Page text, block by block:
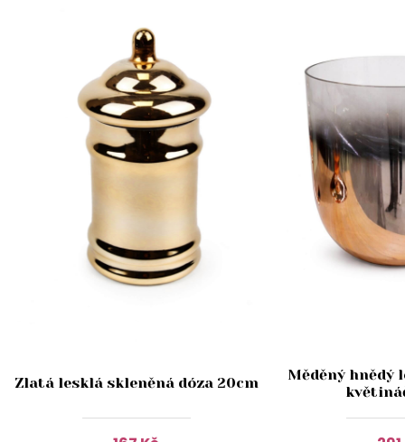
Zlatá lesklá skleněná dóza 20cm
Měděný hnědý